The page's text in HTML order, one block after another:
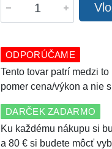
ODPORÚČAME
Tento tovar patrí medzi
pomer cena/výkon a nie
DARČEK ZADARMO
Ku každému nákupu si
a 80 € si budete môcť